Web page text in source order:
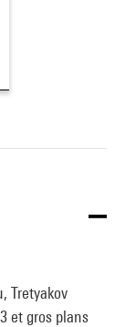
Tretyakov
et gros plans